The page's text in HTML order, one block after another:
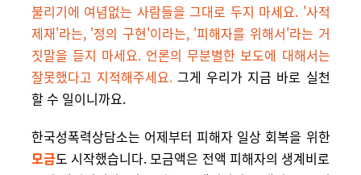
불리기에 여념없는 사람들을 그대로 두지 마세요. '사적
제재'라는, '정의 구현'이라는, '피해자를 위해서'라는 거
짓말을 듣지 마세요. 언론의 무분별한 보도에 대해서는
잘못했다고 지적해주세요.그게 우리가 지금 바로 실천
할 수 일이니까요.
한국성폭력상담소는 어제부터 피해자 일상 회복을 위한
모금도 시작했습니다. 모금액은 전액 피해자의 생계비로